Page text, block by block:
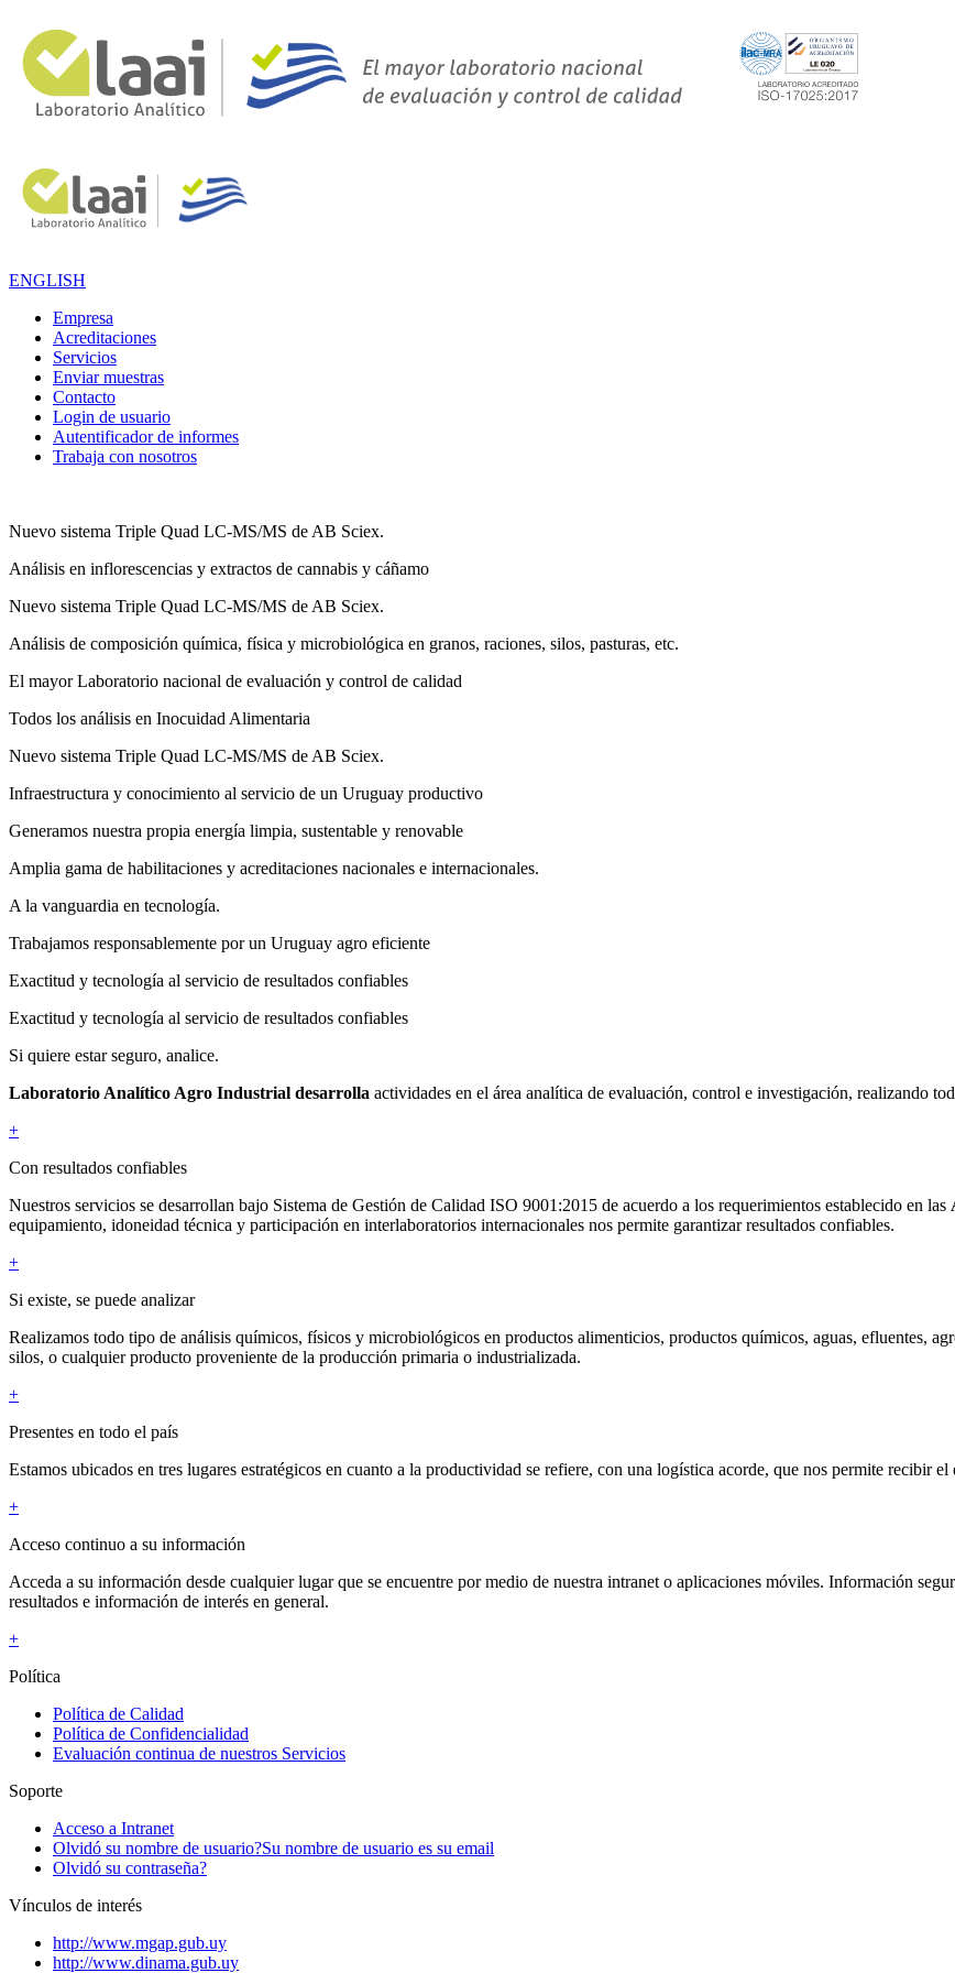
ENGLISH
Empresa
Acreditaciones
Servicios
Enviar muestras
Contacto
Login de usuario
Autentificador de informes
Trabaja con nosotros
Nuevo sistema Triple Quad LC-MS/MS de AB Sciex.
Análisis en inflorescencias y extractos de cannabis y cáñamo
Nuevo sistema Triple Quad LC-MS/MS de AB Sciex.
Análisis de composición química, física y microbiológica en granos, raciones, silos, pasturas, etc.
El mayor Laboratorio nacional de evaluación y control de calidad
Todos los análisis en Inocuidad Alimentaria
Nuevo sistema Triple Quad LC-MS/MS de AB Sciex.
Infraestructura y conocimiento al servicio de un Uruguay productivo
Generamos nuestra propia energía limpia, sustentable y renovable
Amplia gama de habilitaciones y acreditaciones nacionales e internacionales.
A la vanguardia en tecnologí­a.
Trabajamos responsablemente por un Uruguay agro eficiente
Exactitud y tecnología al servicio de resultados confiables
Exactitud y tecnología al servicio de resultados confiables
Si quiere estar seguro, analice.
Laboratorio Analítico Agro Industrial desarrolla actividades en el área analítica de evaluación, control e investigación, realizando
+
Con resultados confiables
Nuestros servicios se desarrollan bajo Sistema de Gestión de Calidad ISO 9001:2015 de acuerdo a los requerimientos establecido en las
equipamiento, idoneidad técnica y participación en interlaboratorios internacionales nos permite garantizar resultados confiables.
+
Si existe, se puede analizar
Realizamos todo tipo de análisis químicos, físicos y microbiológicos en productos alimenticios, productos químicos, aguas, efluentes,
silos, o cualquier producto proveniente de la producción primaria o industrializada.
+
Presentes en todo el país
Estamos ubicados en tres lugares estratégicos en cuanto a la productividad se refiere, con una logística acorde, que nos permite recibir
+
Acceso continuo a su información
Acceda a su información desde cualquier lugar que se encuentre por medio de nuestra intranet o aplicaciones móviles. Información
resultados e información de interés en general.
+
Política
Política de Calidad
Política de Confidencialidad
Evaluación continua de nuestros Servicios
Soporte
Acceso a Intranet
Olvidó su nombre de usuario?Su nombre de usuario es su email
Olvidó su contraseña?
Vínculos de interés
http://www.mgap.gub.uy
http://www.dinama.gub.uy